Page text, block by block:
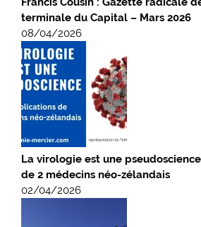
terminale du Capital – Mars 2026
08/04/2026
La virologie est une
de 2 médecins néo-zélandais
02/04/2026